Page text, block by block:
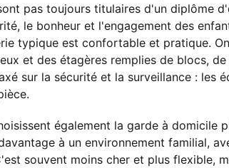
pas toujours titulaires d'un diplôme
le bonheur et l'engagement des
typique est confortable et pratique.
et des étagères remplies de blocs,
sur la sécurité et la surveillance : les
également la garde à domicile
à un environnement familial,
souvent moins cher et plus flexible,